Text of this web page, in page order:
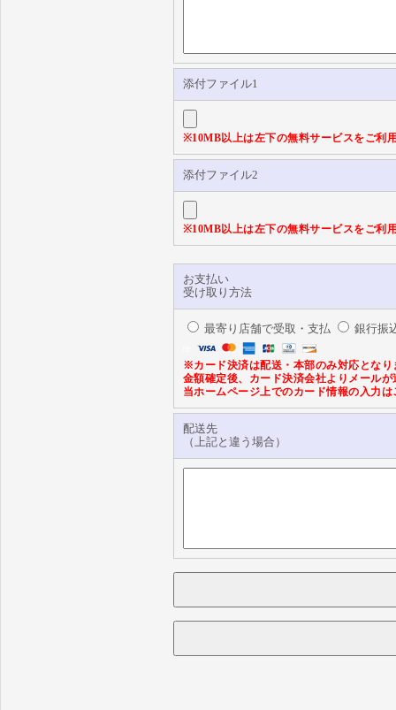
添付ファイル1
※10MB以上は左下の無料サービスをご利
添付ファイル2
※10MB以上は左下の無料サービスをご利
お支払い
受け取り方法
最寄り店舗で受取・支払 銀行振
※カード決済は配送・本部のみ対応となり
金額確定後、カード決済会社よりメール
当ホームページ上でのカード情報の入力
配送先
（上記と違う場合）